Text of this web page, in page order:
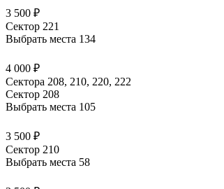
3 500 ₽
Сектор 221
Выбрать места 134
4 000 ₽
Сектора 208, 210, 220, 222
Сектор 208
Выбрать места 105
3 500 ₽
Сектор 210
Выбрать места 58